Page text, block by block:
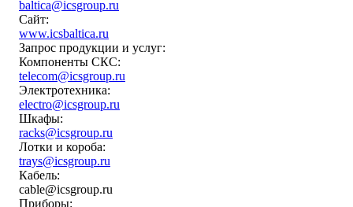
baltica@icsgroup.ru
Сайт:
www.icsbaltica.ru
Запрос продукции и услуг:
Компоненты СКС:
telecom@icsgroup.ru
Электротехника:
electro@icsgroup.ru
Шкафы:
racks@icsgroup.ru
Лотки и короба:
trays@icsgroup.ru
Кабель:
cable@icsgroup.ru
Приборы: